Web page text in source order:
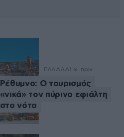
ΕΛΛΑΔΑ 1 ω. πριν
Ρέθυμνο: Ο τουρισμός
«νικά» τον πύρινο εφιάλτη
στο νότο